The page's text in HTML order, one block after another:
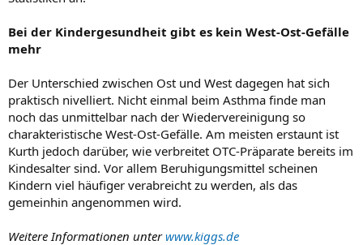
Bei der Kindergesundheit gibt es kein West-Ost-Gefälle
mehr
Der Unterschied zwischen Ost und West dagegen hat sich
praktisch nivelliert. Nicht einmal beim Asthma finde man
noch das unmittelbar nach der Wiedervereinigung so
charakteristische West-Ost-Gefälle. Am meisten erstaunt ist
Kurth jedoch darüber, wie verbreitet OTC-Präparate bereits im
Kindesalter sind. Vor allem Beruhigungsmittel scheinen
Kindern viel häufiger verabreicht zu werden, als das
gemeinhin angenommen wird.
Weitere Informationen unterwww.kiggs.de